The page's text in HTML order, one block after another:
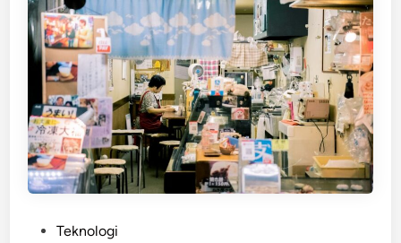
Teknologi